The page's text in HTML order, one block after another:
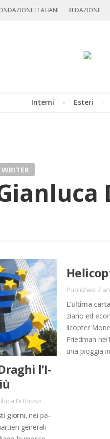
ITALIANI REDAZIONE
Interni Esteri
WRITER
l’I­
Di Russo
gior­ni, nei pa­
ge­ne­ra­li
Published 7
L’ul­ti­ma
zia­rio ed
li­cop­ter
Fried­man
una piog­gia